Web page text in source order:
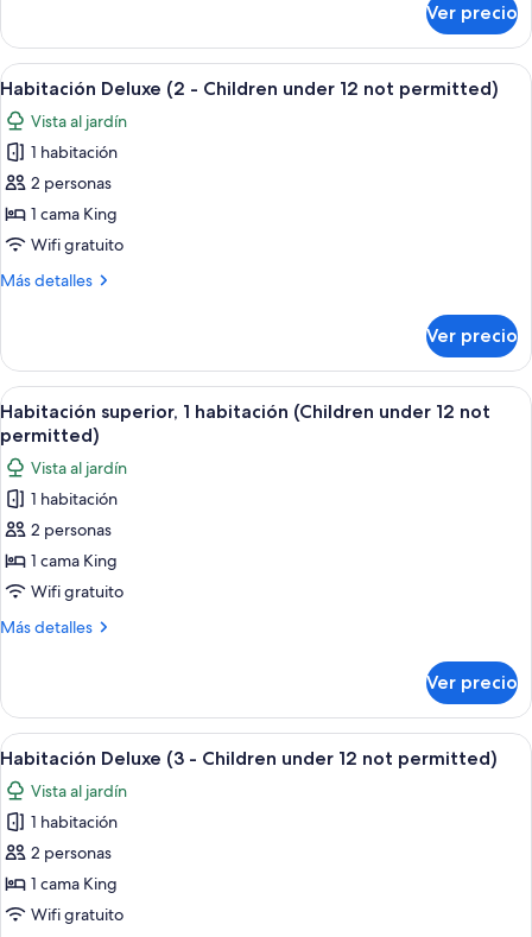
la
alberca,
vista
a
la
colina
Deluxe,
habitación,
acceso
la
alberca,
vista
a
la
colina
Ver precio
Abrir
todas
las
fotos
de
Habitación
Deluxe
-
12
not
permitted)
Un dormitorio moderno con un
5
Habitación Deluxe (2 - Children under 12 not permitted)
Vista al jardín
1 habitación
2 personas
1 cama King
Wifi gratuito
Más detalles
Más
Deluxe
(2
-
Children
under
12
not
permitted)
Ver precio
Abrir
todas
las
fotos
de
Habitación
superior,
1
habitación
12
not
permitted)
Un dormitorio con una cama
4
Habitación superior, 1 habitación (Children under 12 not
permitted)
Vista al jardín
1 habitación
2 personas
1 cama King
Wifi gratuito
Más detalles
Más
superior,
habitación
(Children
under
12
not
permitted)
Ver precio
Abrir
todas
las
fotos
de
Habitación
Deluxe
Un dormitorio con una cama
4
Habitación Deluxe (3 - Children under 12 not permitted)
Vista al jardín
1 habitación
2 personas
1 cama King
Wifi gratuito